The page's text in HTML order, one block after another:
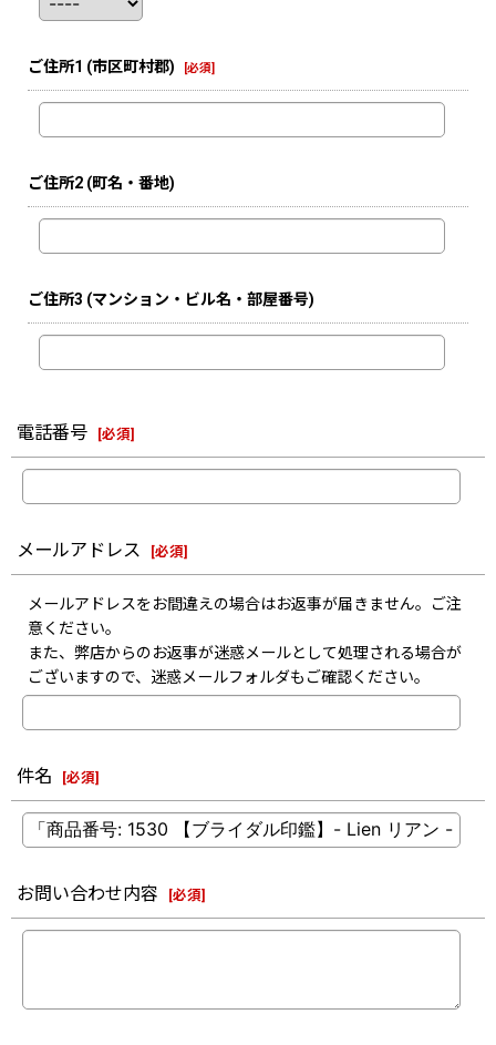
ご住所1 (市区町村郡) [必須]
ご住所2 (町名・番地)
ご住所3 (マンション・ビル名・部屋番号)
電話番号 [必須]
メールアドレス [必須]
メールアドレスをお間違えの場合はお返事が届きません。ご注
意ください。
また、弊店からのお返事が迷惑メールとして処理される場合が
ございますので、迷惑メールフォルダもご確認ください。
件名 [必須]
お問い合わせ内容 [必須]